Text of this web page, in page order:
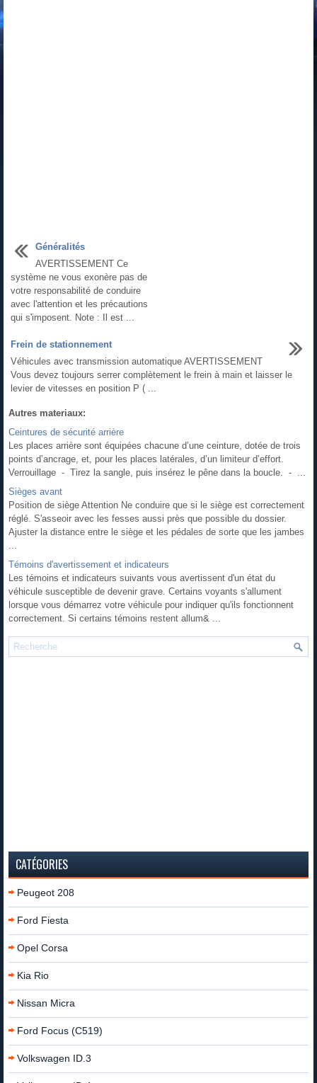
Généralités
AVERTISSEMENT Ce
système ne vous exonère pas de
votre responsabilité de conduire
avec l'attention et les précautions
qui s'imposent. Note : Il est ...
Frein de stationnement
Véhicules avec transmission automatique AVERTISSEMENT
Vous devez toujours serrer complètement le frein à main et laisser le
levier de vitesses en position P ( ...
Autres materiaux:
Ceintures de sécurité arrière
Les places arrière sont équipées chacune d’une ceinture, dotée de trois
points d’ancrage, et, pour les places latérales, d’un limiteur d’effort.
Verrouillage - Tirez la sangle, puis insérez le pêne dans la boucle. - ...
Sièges avant
Position de siège Attention Ne conduire que si le siège est correctement
réglé. S'asseoir avec les fesses aussi près que possible du dossier.
Ajuster la distance entre le siège et les pédales de sorte que les jambes
Témoins d'avertissement et indicateurs
Les témoins et indicateurs suivants vous avertissent d'un état du
véhicule susceptible de devenir grave. Certains voyants s'allument
lorsque vous démarrez votre véhicule pour indiquer qu'ils fonctionnent
correctement. Si certains témoins restent allum& ...
CATÉGORIES
Peugeot 208
Ford Fiesta
Opel Corsa
Kia Rio
Nissan Micra
Ford Focus (C519)
Volkswagen ID.3